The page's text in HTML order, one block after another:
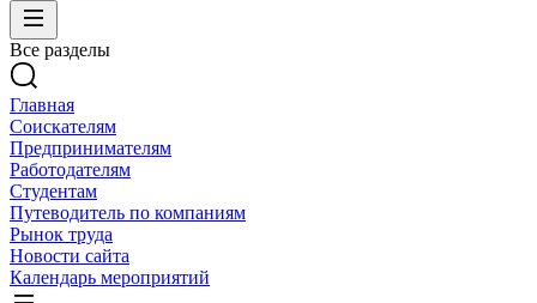
Все разделы
Главная
Соискателям
Предпринимателям
Работодателям
Студентам
Путеводитель по компаниям
Рынок труда
Новости сайта
Календарь мероприятий